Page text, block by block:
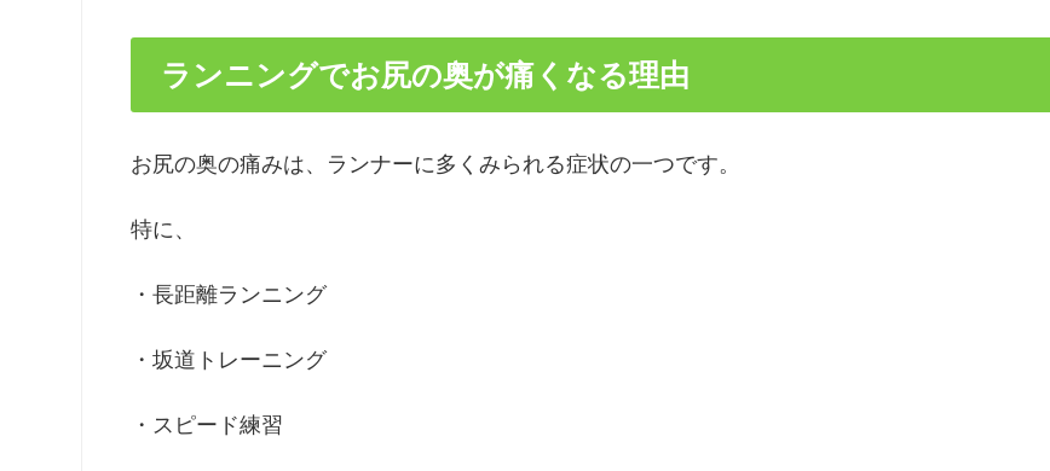
ランニングでお尻の奥が痛くなる理由
お尻の奥の痛みは、ランナーに多くみられる症状の一つです。
特に、
・長距離ランニング
・坂道トレーニング
・スピード練習